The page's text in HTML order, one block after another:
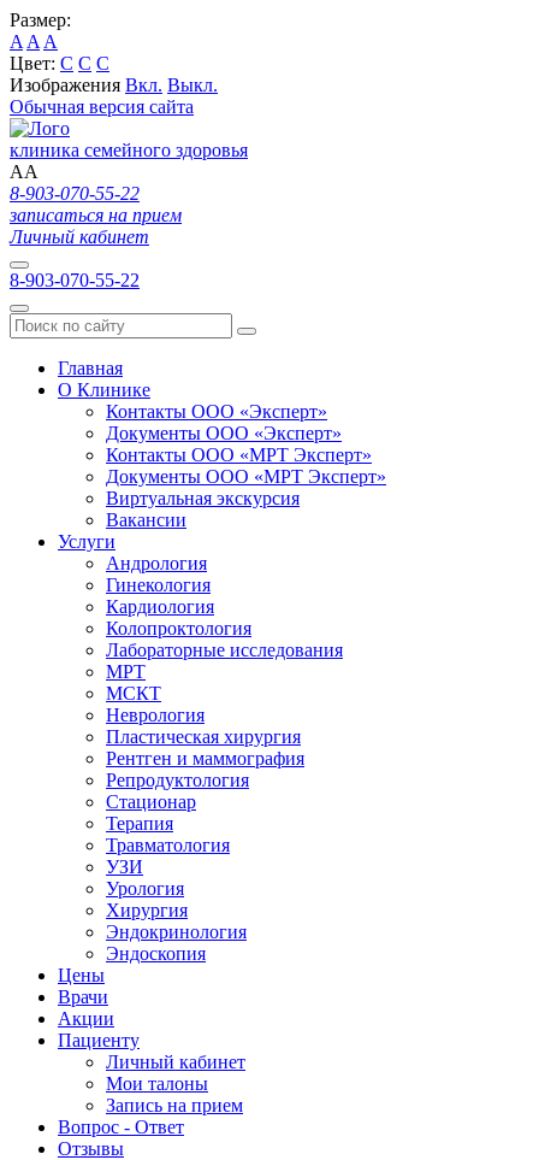
Размер:
A A A
Цвет: C C C
Изображения Вкл. Выкл.
Обычная версия сайта
клиника семейного здоровья
AA
8-903-070-55-22
записаться на прием
Личный кабинет
8-903-070-55-22
Главная
О Клинике
Контакты ООО «Эксперт»
Документы ООО «Эксперт»
Контакты ООО «МРТ Эксперт»
Документы ООО «МРТ Эксперт»
Виртуальная экскурсия
Вакансии
Услуги
Андрология
Гинекология
Кардиология
Колопроктология
Лабораторные исследования
МРТ
МСКТ
Неврология
Пластическая хирургия
Рентген и маммография
Репродуктология
Стационар
Терапия
Травматология
УЗИ
Урология
Хирургия
Эндокринология
Эндоскопия
Цены
Врачи
Акции
Пациенту
Личный кабинет
Мои талоны
Запись на прием
Вопрос - Ответ
Отзывы